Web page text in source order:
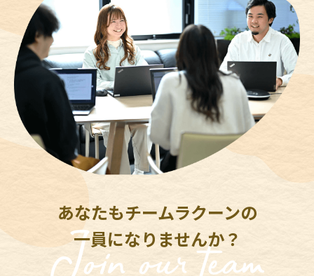
あなたもチームラクーンの
一員になりませんか？